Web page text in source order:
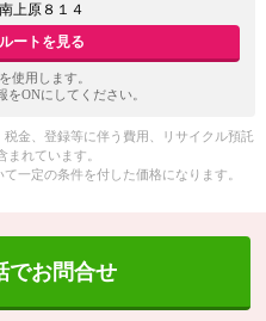
上原８１４
ートを見る
使用します。
をONにしてください。
金、登録等に伴う費用、リサイクル預託
れています。
一定の条件を付した価格になります。
でお問合せ